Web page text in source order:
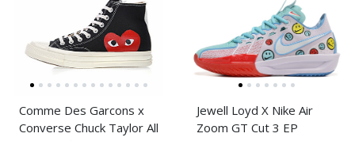
Comme Des Garcons x
Converse Chuck Taylor All
Jewell Loyd X Nike Air
Zoom GT Cut 3 EP